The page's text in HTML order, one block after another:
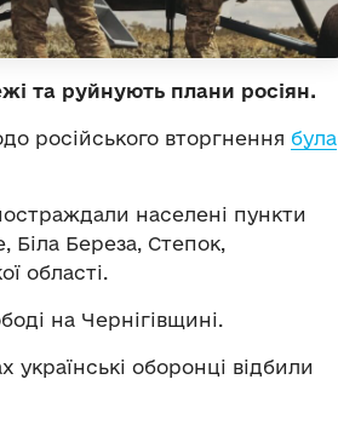
та руйнують плани росіян.
російського вторгнення була
населені пункти
Біла Береза, Степок,
області.
на Чернігівщині.
оборонці відбили